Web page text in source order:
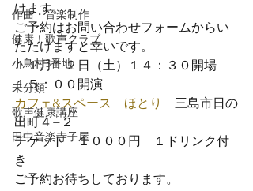
作曲・音楽制作
健康！歌声クラブ
小鳥村3番地
未分類
歌声健康講座
田中音楽寺子屋
けます。
ご予約はお問い合わせフォームからい
ただけますと幸いです。
１１月１２日（土）１４：３０開場
１５：００開演
カフェ&スペース　ほとり
三島市日の
出町４−２
チケット　１０００円　１ドリンク付
き
ご予約お待ちしております。